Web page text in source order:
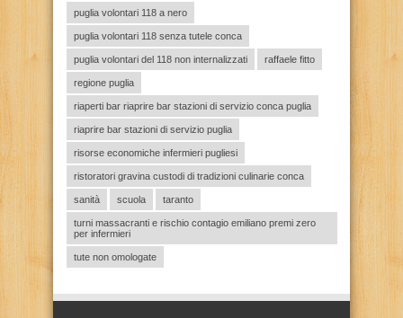
puglia volontari 118 a nero
puglia volontari 118 senza tutele conca
puglia volontari del 118 non internalizzati raffaele fitto
regione puglia
riaperti bar riaprire bar stazioni di servizio conca puglia
riaprire bar stazioni di servizio puglia
risorse economiche infermieri pugliesi
ristoratori gravina custodi di tradizioni culinarie conca
sanità scuola taranto
turni massacranti e rischio contagio emiliano premi zero
per infermieri
tute non omologate